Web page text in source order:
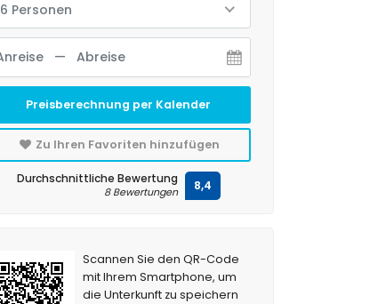
6 Personen
Preisberechnung per Kalender
Zu Ihren Favoriten hinzufügen
Durchschnittliche Bewertung
8 Bewertungen 8,4
Scannen Sie den QR-Code
mit Ihrem Smartphone, um
die Unterkunft zu speichern